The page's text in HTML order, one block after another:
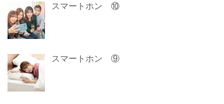
スマートホン ⑩
スマートホン ⑨